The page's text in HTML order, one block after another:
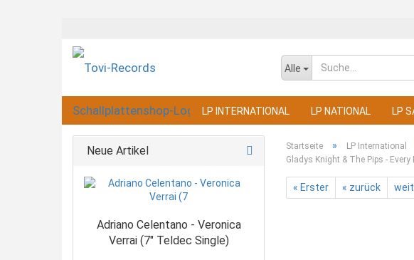
Alle
LP INTERNATIONAL LP NATIONAL LP
Startseite » LP International
Gladys Knight & The Pips - Every
« Erster « zurück
Neue Artikel
Adriano Celentano - Veronica
Verrai (7" Teldec Single)